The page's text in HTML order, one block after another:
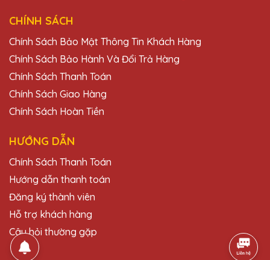
Đặng Thị Lan
25/11/2025
Sản phẩm của Quà Tặng Pha Lê QTG
lòng với lựa chọn này.
Phạm Văn Hòa
Sản phẩm của Quà Tặng Pha Lê QTG
không chỉ đẹp mà còn mang lại giá trị tinh
CHÍNH SÁCH
Chính Sách Bảo Mật Thông Tin Khách Hàng
Chính Sách Bảo Hành Và Đổi Trả Hàng
Chính Sách Thanh Toán
Chính Sách Giao Hàng
Chính Sách Hoàn Tiền
HƯỚNG DẪN
Chính Sách Thanh Toán
Hướng dẫn thanh toán
Đăng ký thành viên
Hỗ trợ khách hàng
Câu hỏi thường gặp